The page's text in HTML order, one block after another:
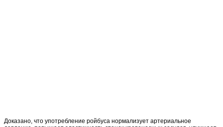
Доказано, что употребление ройбуса нормализует артериальное